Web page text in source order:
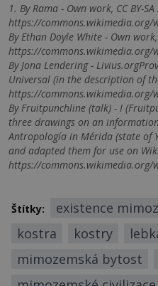
1. By Rama - Own work, CC BY-
https://commons.wikimedia.org/
By Ethan Doyle White - Own work,
https://commons.wikimedia.org/
By Jona Lendering -
Universal (in the description of
https://commons.wikimedia.org/
By Fruitpunchline (talk) - I
three drawings on an
Antropología in Mérida (state of
and adapted them for use on
https://commons.wikimedia.org/
Štítky: existence
kostra
kostry
mimozemská bytost